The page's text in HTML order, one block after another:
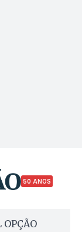
50 ANOS
OPÇÃO